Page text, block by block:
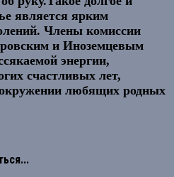
является ярким
Члены комиссии
и Иноземцевым
энергии,
счастливых лет,
любящих родных